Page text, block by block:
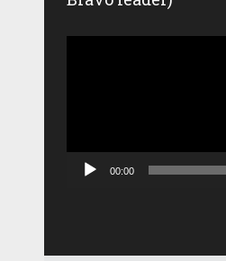
00:00